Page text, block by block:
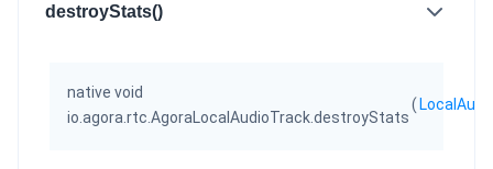
destroyStats()
native void
io.agora.rtc.AgoraLocalAudioTrack.destroyStats
(